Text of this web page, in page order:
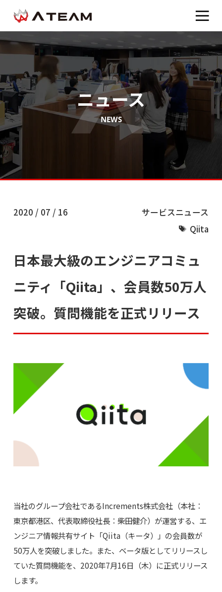
ニュース
NEWS
2020 / 07 / 16
サービスニュース
Qiita
日本最大級のエンジニアコミュ
ニティ「Qiita」、会員数50万人
突破。質問機能を正式リリース
当社のグループ会社であるIncrements株式会社（本社：
東京都港区、代表取締役社長：柴田健介）が運営する、エ
ンジニア情報共有サイト「Qiita（キータ）」の会員数が
50万人を突破しました。また、ベータ版としてリリースし
ていた質問機能を、2020年7月16日（木）に正式リリース
します。